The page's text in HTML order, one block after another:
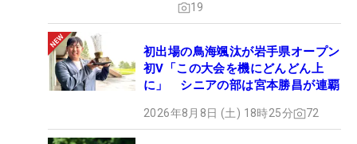
19
初出場の鳥海颯汰が岩手県オープン
初V「この大会を機にどんどん上
に」 シニアの部は宮本勝昌が連覇
2026年8月8日 (土) 18時25分 72